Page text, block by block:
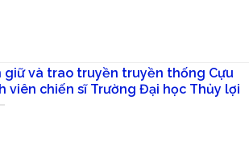
giữ và trao truyền truyền thống Cựu
viên chiến sĩ Trường Đại học Thủy lợi